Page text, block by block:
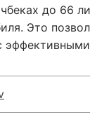
до 66
Это